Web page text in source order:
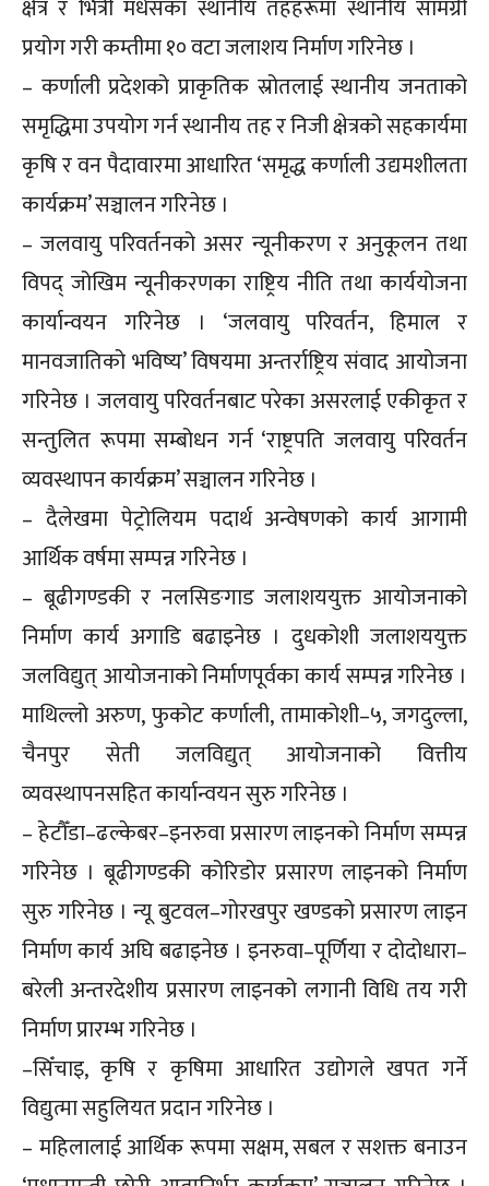
क्षेत्र र भित्री मधेसका स्थानीय तहहरूमा स्थानीय सामग्री
प्रयोग गरी कम्तीमा १० वटा जलाशय निर्माण गरिनेछ ।
– कर्णाली प्रदेशको प्राकृतिक स्रोतलाई स्थानीय जनताको
समृद्धिमा उपयोग गर्न स्थानीय तह र निजी क्षेत्रको सहकार्यमा
कृषि र वन पैदावारमा आधारित ‘समृद्ध कर्णाली उद्यमशीलता
कार्यक्रम’ सञ्चालन गरिनेछ ।
– जलवायु परिवर्तनको असर न्यूनीकरण र अनुकूलन तथा
विपद् जोखिम न्यूनीकरणका राष्ट्रिय नीति तथा कार्ययोजना
कार्यान्वयन गरिनेछ । ‘जलवायु परिवर्तन, हिमाल र
मानवजातिको भविष्य’ विषयमा अन्तर्राष्ट्रिय संवाद आयोजना
गरिनेछ । जलवायु परिवर्तनबाट परेका असरलाई एकीकृत र
सन्तुलित रूपमा सम्बोधन गर्न ‘राष्ट्रपति जलवायु परिवर्तन
व्यवस्थापन कार्यक्रम’ सञ्चालन गरिनेछ ।
– दैलेखमा पेट्रोलियम पदार्थ अन्वेषणको कार्य आगामी
आर्थिक वर्षमा सम्पन्न गरिनेछ ।
– बूढीगण्डकी र नलसिङगाड जलाशययुक्त आयोजनाको
निर्माण कार्य अगाडि बढाइनेछ । दुधकोशी जलाशययुक्त
जलविद्युत् आयोजनाको निर्माणपूर्वका कार्य सम्पन्न गरिनेछ ।
माथिल्लो अरुण, फुकोट कर्णाली, तामाकोशी–५, जगदुल्ला,
चैनपुर सेती जलविद्युत् आयोजनाको वित्तीय
व्यवस्थापनसहित कार्यान्वयन सुरु गरिनेछ ।
– हेटौँडा–ढल्केबर–इनरुवा प्रसारण लाइनको निर्माण सम्पन्न
गरिनेछ । बूढीगण्डकी कोरिडोर प्रसारण लाइनको निर्माण
सुरु गरिनेछ । न्यू बुटवल–गोरखपुर खण्डको प्रसारण लाइन
निर्माण कार्य अघि बढाइनेछ । इनरुवा–पूर्णिया र दोदोधारा–
बरेली अन्तरदेशीय प्रसारण लाइनको लगानी विधि तय गरी
निर्माण प्रारम्भ गरिनेछ ।
–सिँचाइ, कृषि र कृषिमा आधारित उद्योगले खपत गर्ने
विद्युत्मा सहुलियत प्रदान गरिनेछ ।
– महिलालाई आर्थिक रूपमा सक्षम, सबल र सशक्त बनाउन